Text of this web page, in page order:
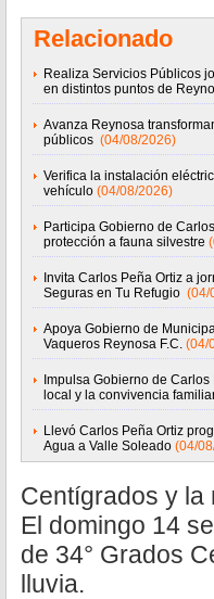
Relacionado
Realiza Servicios Públicos
en distintos puntos de
Avanza Reynosa
públicos (04/08/2026)
Verifica la instalación
vehículo (04/08/2026)
Participa Gobierno de
protección a fauna silvestre
Invita Carlos Peña Ortiz a
Seguras en Tu Refugio (04/
Apoya Gobierno de
Vaqueros Reynosa F.C. (04/
Impulsa Gobierno de
local y la convivencia
Llevó Carlos Peña Ortiz
Agua a Valle Soleado (04/
Centígrados y la
El domingo 14
de 34° Grados
lluvia.